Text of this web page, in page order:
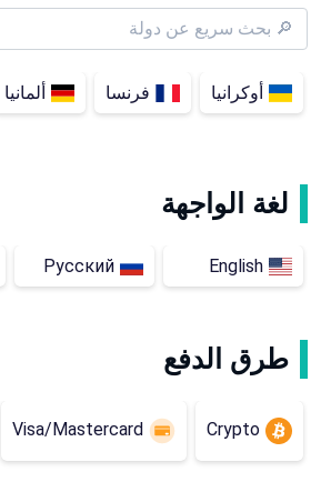
أوكرانيا فرنسا ألمانيا
لغة الواجهة
English
Русский
طرق الدفع
Crypto
Visa/Mastercard